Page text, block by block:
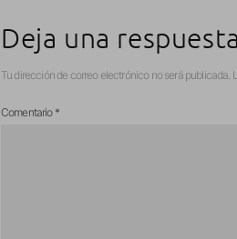
Deja una respuesta
Tu dirección de correo electrónico no será publicada.
Comentario *